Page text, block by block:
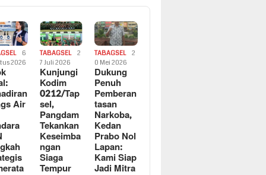
6
2026
Air
TABAGSEL
2
7 Juli 2026
Kunjungi
Kodim
0212/Tap
sel,
Pangdam
Tekankan
Keseimba
ngan
Siaga
Tempur
TABAGSEL
2
0 Mei 2026
Dukung
Penuh
Pemberan
tasan
Narkoba,
Kedan
Prabo Nol
Lapan:
Kami Siap
Jadi Mitra